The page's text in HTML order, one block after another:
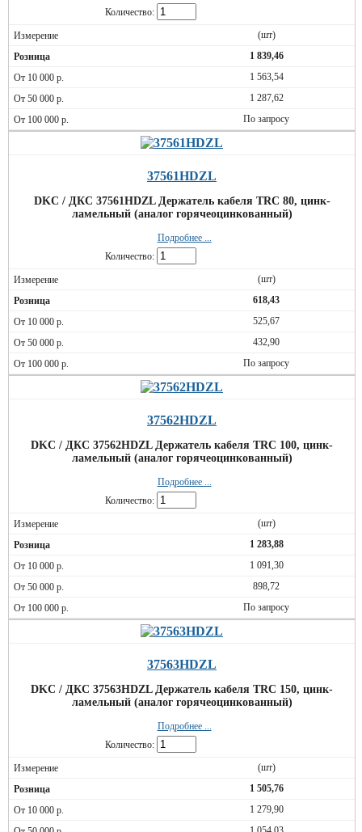
Количество:
(шт)
1 839,46
1 563,54
1 287,62
По запросу
37561HDZL
DKC / ДКС 37561HDZL Держатель кабеля TRC 80, цинк-
ламельный (аналог горячеоцинкованный)
Подробнее ...
Количество:
(шт)
618,43
525,67
432,90
По запросу
37562HDZL
DKC / ДКС 37562HDZL Держатель кабеля TRC 100, цинк-
ламельный (аналог горячеоцинкованный)
Подробнее ...
Количество:
(шт)
1 283,88
1 091,30
898,72
По запросу
37563HDZL
DKC / ДКС 37563HDZL Держатель кабеля TRC 150, цинк-
ламельный (аналог горячеоцинкованный)
Подробнее ...
Количество:
(шт)
1 505,76
1 279,90